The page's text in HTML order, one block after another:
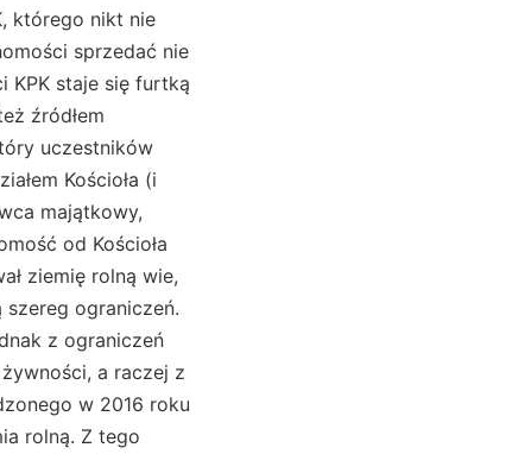
którego nikt nie
sprzedać nie
KPK staje się furtką
źródłem
uczestników
Kościoła (i
majątkowy,
od Kościoła
ziemię rolną wie,
szereg ograniczeń.
z ograniczeń
a raczej z
w 2016 roku
rolną. Z tego